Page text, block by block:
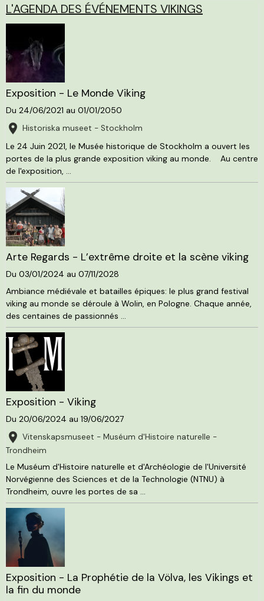
L'AGENDA DES ÉVÉNEMENTS VIKINGS
Exposition - Le Monde Viking
Du 24/06/2021 au 01/01/2050
Historiska museet - Stockholm
Le 24 Juin 2021, le Musée historique de Stockholm a ouvert les
portes de la plus grande exposition viking au monde. Au centre
de l'exposition, ...
Arte Regards - L’extrême droite et la scène viking
Du 03/01/2024 au 07/11/2028
Ambiance médiévale et batailles épiques: le plus grand festival
viking au monde se déroule à Wolin, en Pologne. Chaque année,
des centaines de passionnés ...
Exposition - Viking
Du 20/06/2024 au 19/06/2027
Vitenskapsmuseet - Muséum d'Histoire naturelle -
Trondheim
Le Muséum d'Histoire naturelle et d'Archéologie de l'Université
Norvégienne des Sciences et de la Technologie (NTNU) à
Trondheim, ouvre les portes de sa ...
Exposition - La Prophétie de la Völva, les Vikings et
la fin du monde